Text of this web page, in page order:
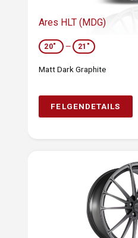
Ares HLT (MDG)
20" — 21"
Matt Dark Graphite
FELGENDETAILS